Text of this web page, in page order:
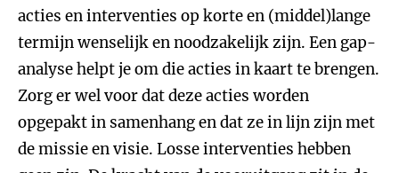
acties en interventies op korte en (middel)lange
termijn wenselijk en noodzakelijk zijn. Een gap-
analyse helpt je om die acties in kaart te brengen.
Zorg er wel voor dat deze acties worden
opgepakt in samenhang en dat ze in lijn zijn met
de missie en visie. Losse interventies hebben